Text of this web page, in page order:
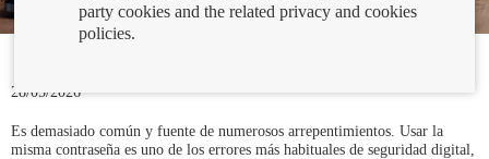
28/05/2026
Es demasiado común y fuente de numerosos arrepentimientos. Usar la
misma contraseña es uno de los errores más habituales de seguridad digital,
party cookies and the related privacy and cookies
policies.